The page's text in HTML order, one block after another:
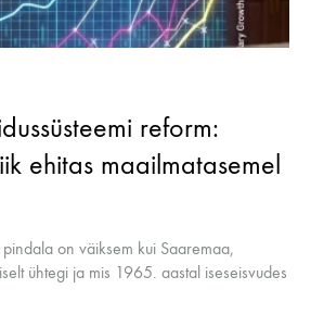
reform:
ehitas maailmatasemel
on väiksem kui Saaremaa,
ühtegi ja mis 1965. aastal iseseisvudes
on Singapuri Rahvusülikool (NUS)